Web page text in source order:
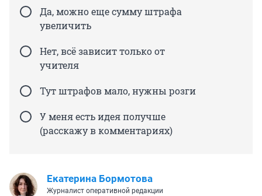
Да, можно еще сумму штрафа
увеличить
Нет, всё зависит только от
учителя
Тут штрафов мало, нужны розги
У меня есть идея получше
(расскажу в комментариях)
Екатерина Бормотова
Журналист оперативной редакции